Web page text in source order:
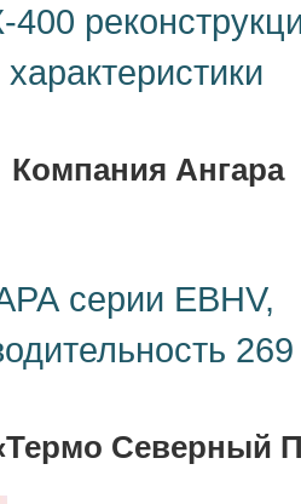
Компания Ангара
серии EBHV,
269
Северный